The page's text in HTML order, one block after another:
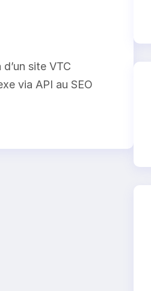
site VTC
via API au SEO